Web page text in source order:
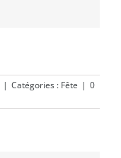
| Catégories : Fête | 0